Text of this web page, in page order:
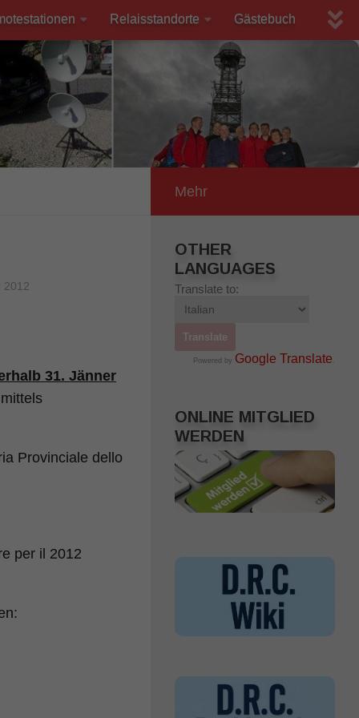
Relaisstandorte Gästebuch
2012
31. Jänner
Provinciale dello
per il 2012
Mehr
OTHER
LANGUAGES
Translate to:
Powered by Google Translate .
ONLINE MITGLIED
WERDEN